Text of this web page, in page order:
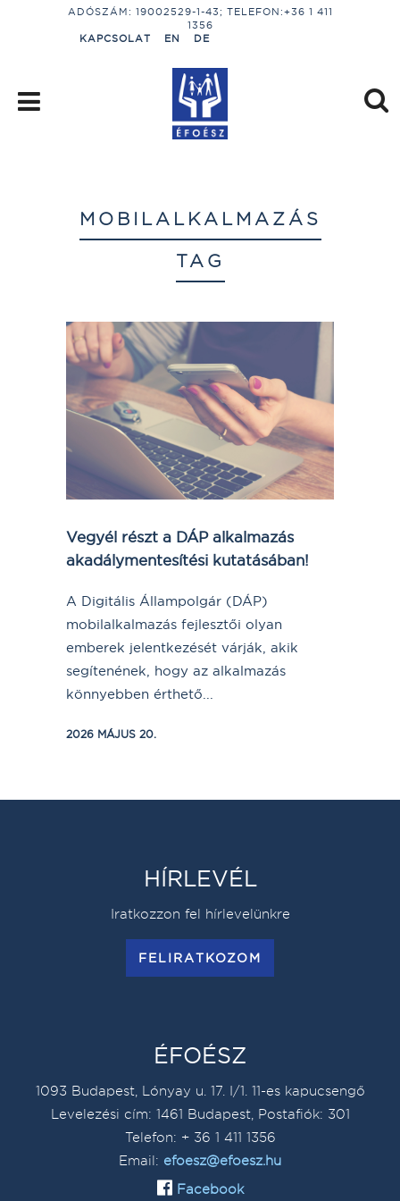
ADÓSZÁM: 19002529-1-43; TELEFON:+36 1 411
1356
KAPCSOLAT
EN DE
MOBILALKALMAZÁS
TAG
Vegyél részt a DÁP alkalmazás
akadálymentesítési kutatásában!
A Digitális Állampolgár (DÁP)
mobilalkalmazás fejlesztői olyan
emberek jelentkezését várják, akik
segítenének, hogy az alkalmazás
könnyebben érthető...
2026 MÁJUS 20.
HÍRLEVÉL
Iratkozzon fel hírlevelünkre
FELIRATKOZOM
ÉFOÉSZ
1093 Budapest, Lónyay u. 17. I/1. 11-es kapucsengő
Levelezési cím: 1461 Budapest, Postafiók: 301
Telefon: + 36 1 411 1356
Email: efoesz@efoesz.hu
Facebook